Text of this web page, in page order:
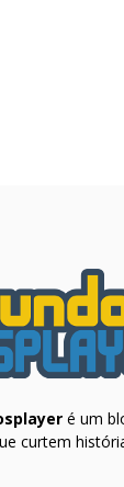
é um
curtem